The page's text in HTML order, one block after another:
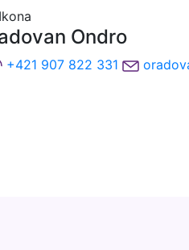
Ondro
+421 907 822 331